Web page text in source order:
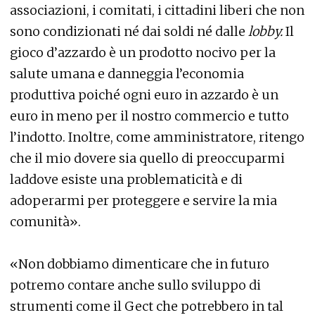
associazioni, i comitati, i cittadini liberi che non
sono condizionati né dai soldi né dalle lobby.Il
gioco d’azzardo è un prodotto nocivo per la
salute umana e danneggia l’economia
produttiva poiché ogni euro in azzardo è un
euro in meno per il nostro commercio e tutto
l’indotto. Inoltre, come amministratore, ritengo
che il mio dovere sia quello di preoccuparmi
laddove esiste una problematicità e di
adoperarmi per proteggere e servire la mia
comunità».
«Non dobbiamo dimenticare che in futuro
potremo contare anche sullo sviluppo di
strumenti come il Gect che potrebbero in tal